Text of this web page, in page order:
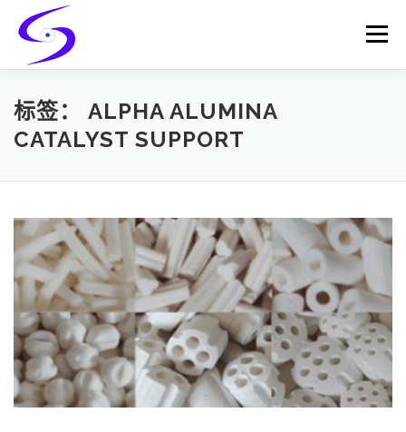
content
Menu
HOME PRODUCTS CATALYST-CARRIER
标签： ALPHA ALUMINA
CATALYST SUPPORT